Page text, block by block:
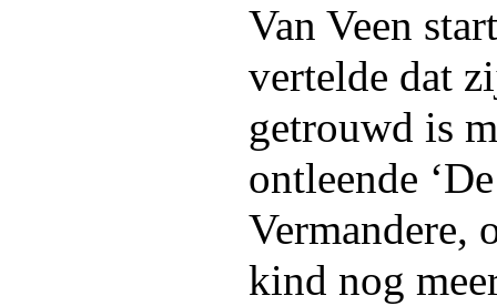
Van Veen
vertelde dat
getrouwd is
ontleende
Vermandere,
kind nog